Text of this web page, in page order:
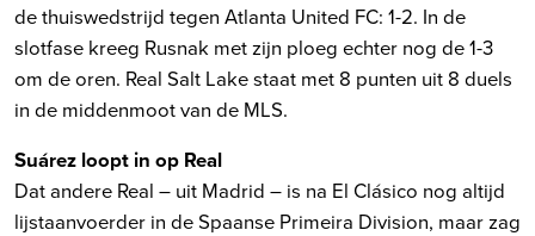
de thuiswedstrijd tegen Atlanta United FC: 1-2. In de
slotfase kreeg Rusnak met zijn ploeg echter nog de 1-3
om de oren. Real Salt Lake staat met 8 punten uit 8 duels
in de middenmoot van de MLS.
Suárez loopt in op Real
Dat andere Real – uit Madrid – is na El Clásico nog altijd
lijstaanvoerder in de Spaanse Primeira Division, maar zag